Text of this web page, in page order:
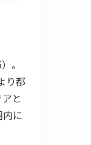
。
り都
と
に